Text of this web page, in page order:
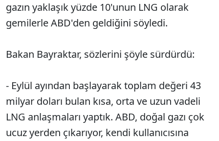
gazın yaklaşık yüzde 10'unun LNG olarak
gemilerle ABD'den geldiğini söyledi.
Bakan Bayraktar, sözlerini şöyle sürdürdü:
- Eylül ayından başlayarak toplam değeri 43
milyar doları bulan kısa, orta ve uzun vadeli
LNG anlaşmaları yaptık. ABD, doğal gazı çok
ucuz yerden çıkarıyor, kendi kullanıcısına